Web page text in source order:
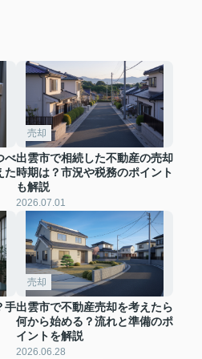
べ
た
売却
出雲市で相続した不動産の売却
時期は？市況や税務のポイント
も解説
2026.07.01
手
売却
出雲市で不動産売却を考えたら
何から始める？流れと準備のポ
イントを解説
2026.06.28